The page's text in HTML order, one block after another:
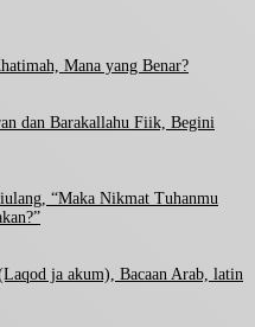
Mana yang Benar?
dan Barakallahu Fiik, Begini
“Maka Nikmat Tuhanmu
ja akum), Bacaan Arab, latin